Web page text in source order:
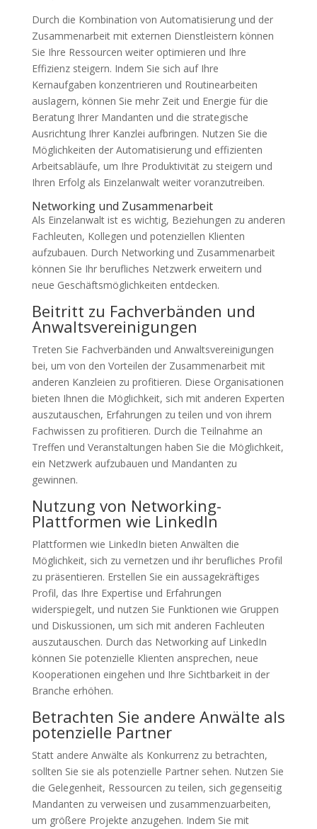
Durch die Kombination von Automatisierung und der
Zusammenarbeit mit externen Dienstleistern können
Sie Ihre Ressourcen weiter optimieren und Ihre
Effizienz steigern. Indem Sie sich auf Ihre
Kernaufgaben konzentrieren und Routinearbeiten
auslagern, können Sie mehr Zeit und Energie für die
Beratung Ihrer Mandanten und die strategische
Ausrichtung Ihrer Kanzlei aufbringen. Nutzen Sie die
Möglichkeiten der Automatisierung und effizienten
Arbeitsabläufe, um Ihre Produktivität zu steigern und
Ihren Erfolg als Einzelanwalt weiter voranzutreiben.
Networking und Zusammenarbeit
Als Einzelanwalt ist es wichtig, Beziehungen zu anderen
Fachleuten, Kollegen und potenziellen Klienten
aufzubauen. Durch Networking und Zusammenarbeit
können Sie Ihr berufliches Netzwerk erweitern und
neue Geschäftsmöglichkeiten entdecken.
Beitritt zu Fachverbänden und
Anwaltsvereinigungen
Treten Sie Fachverbänden und Anwaltsvereinigungen
bei, um von den Vorteilen der Zusammenarbeit mit
anderen Kanzleien zu profitieren. Diese Organisationen
bieten Ihnen die Möglichkeit, sich mit anderen Experten
auszutauschen, Erfahrungen zu teilen und von ihrem
Fachwissen zu profitieren. Durch die Teilnahme an
Treffen und Veranstaltungen haben Sie die Möglichkeit,
ein Netzwerk aufzubauen und Mandanten zu
gewinnen.
Nutzung von Networking-
Plattformen wie LinkedIn
Plattformen wie LinkedIn bieten Anwälten die
Möglichkeit, sich zu vernetzen und ihr berufliches Profil
zu präsentieren. Erstellen Sie ein aussagekräftiges
Profil, das Ihre Expertise und Erfahrungen
widerspiegelt, und nutzen Sie Funktionen wie Gruppen
und Diskussionen, um sich mit anderen Fachleuten
auszutauschen. Durch das Networking auf LinkedIn
können Sie potenzielle Klienten ansprechen, neue
Kooperationen eingehen und Ihre Sichtbarkeit in der
Branche erhöhen.
Betrachten Sie andere Anwälte als
potenzielle Partner
Statt andere Anwälte als Konkurrenz zu betrachten,
sollten Sie sie als potenzielle Partner sehen. Nutzen Sie
die Gelegenheit, Ressourcen zu teilen, sich gegenseitig
Mandanten zu verweisen und zusammenzuarbeiten,
um größere Projekte anzugehen. Indem Sie mit